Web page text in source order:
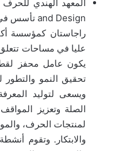
راجاستان كمؤسسة
عليا في مساحات
يكون عامل محفز
تحقيق النمو
ويسعى لتوليد
الصلة وتعزيز
لمنتجات الحرف،
والابتكار. وتقوم